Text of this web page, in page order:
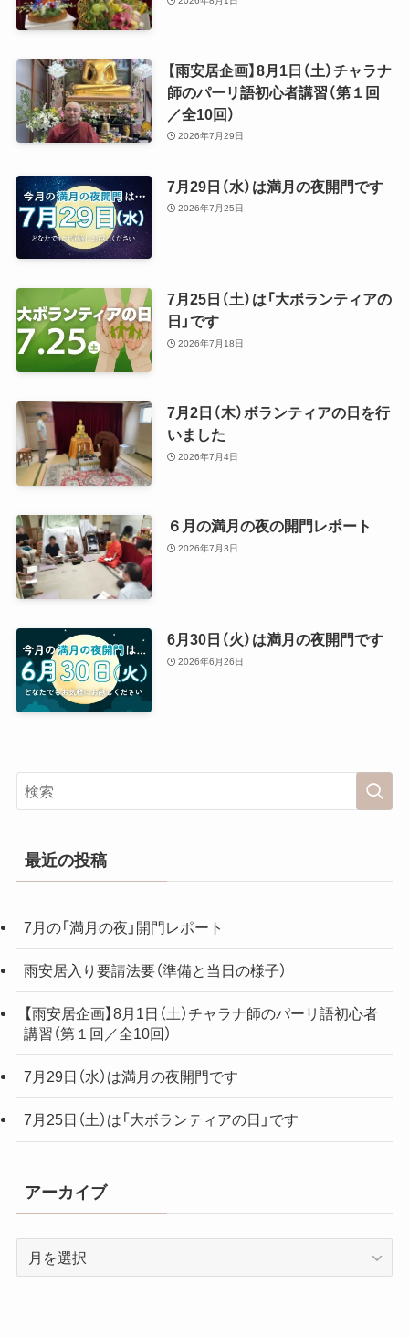
【雨安居企画】8月1日（土）チャラナ
師のパーリ語初心者講習（第１回
／全10回）
2026年7月29日
7月29日（水）は満月の夜開門です
2026年7月25日
7月25日（土）は「大ボランティアの
日」です
2026年7月18日
7月2日（木）ボランティアの日を行
いました
2026年7月4日
６月の満月の夜の開門レポート
2026年7月3日
6月30日（火）は満月の夜開門です
2026年6月26日
最近の投稿
7月の「満月の夜」開門レポート
雨安居入り要請法要（準備と当日の様子）
【雨安居企画】8月1日（土）チャラナ師のパーリ語初心者
講習（第１回／全10回）
7月29日（水）は満月の夜開門です
7月25日（土）は「大ボランティアの日」です
アーカイブ